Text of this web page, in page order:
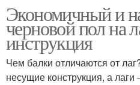
Экономичный и
черновой пол на
инструкция
Чем балки отличаются от
несущие конструкция, а лаги